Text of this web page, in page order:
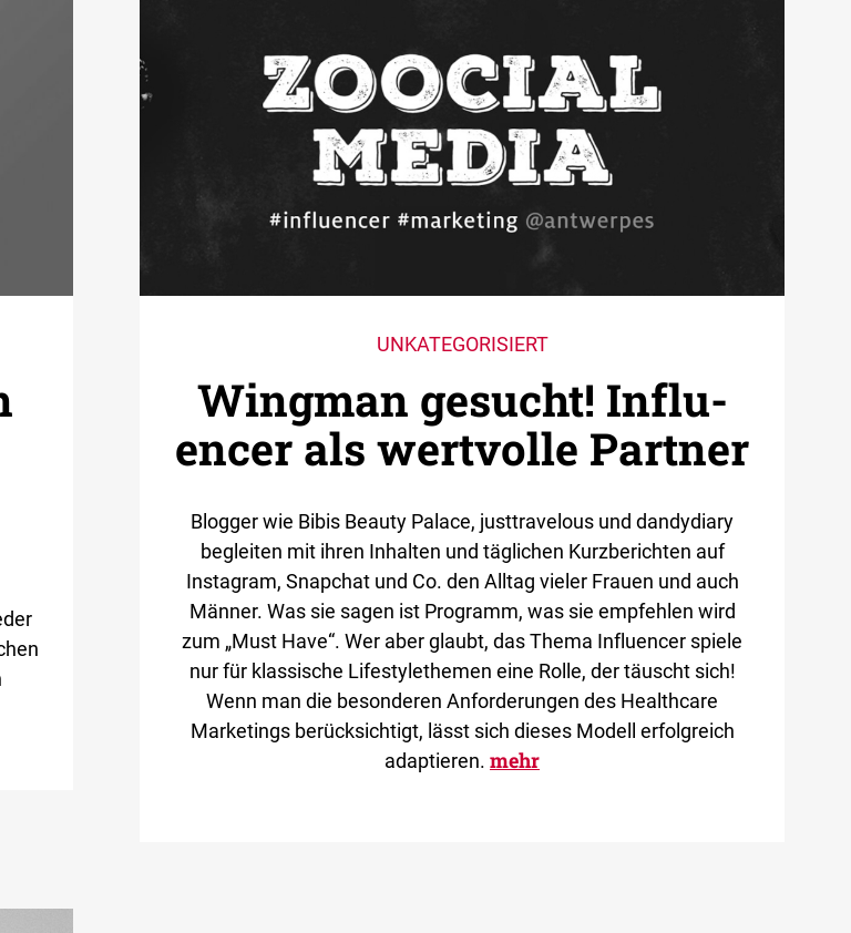
UNKATEGORISIERT
Wingman gesucht! ­Influ­
encer als wertvolle Partner
Blogger wie Bibis Beauty Palace, justtravelous und dandydiary
begleiten mit ihren Inhalten und täglichen Kurzberichten auf
Instagram, Snapchat und Co. den Alltag vieler Frauen und auch
Männer. Was sie sagen ist Programm, was sie empfehlen wird
zum „Must Have“. Wer aber glaubt, das Thema Influencer spiele
nur für klassische Lifestylethemen eine Rolle, der täuscht sich!
Wenn man die besonderen Anforderungen des Healthcare
Marketings berücksichtigt, lässt sich dieses Modell erfolgreich
adaptieren. mehr